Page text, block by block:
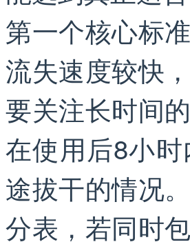
第一个核心标
流失速度较快
要关注长时间
在使用后8小
途拔干的情况
分表，若同时